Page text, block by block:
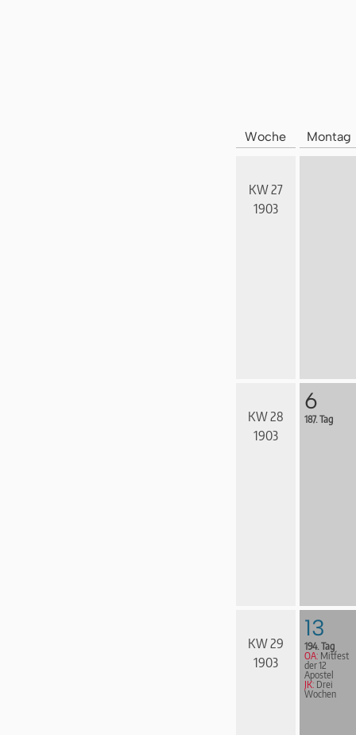
Woche Montag
KW 27
1903
KW 28
1903
6
187. Tag
KW 29
1903
13
194. Tag
OA: Mitfest
der 12
Apostel
JK: Drei
Wochen